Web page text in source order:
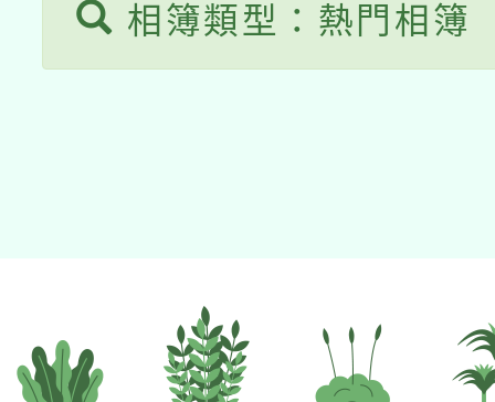
相簿類型：熱門相簿